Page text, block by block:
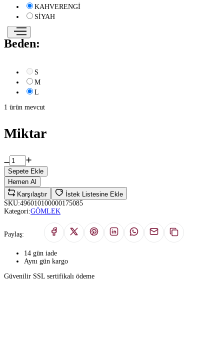
KAHVERENGİ
SİYAH
Beden:
S
M
L
1 ürün mevcut
Miktar
Sepete Ekle
Hemen Al
Karşılaştır
İstek Listesine Ekle
SKU:496010100000175085
Kategori:GÖMLEK
Paylaş:
14 gün iade
Aynı gün kargo
Güvenilir SSL sertifikalı ödeme